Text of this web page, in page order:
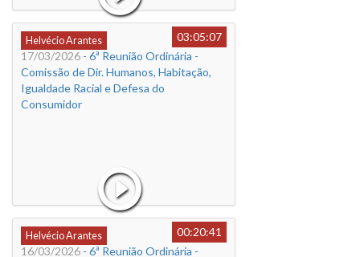
Helvécio Arantes
03:05:07
17/03/2026 - 6ª Reunião Ordinária -
Comissão de Dir. Humanos, Habitação,
Igualdade Racial e Defesa do
Consumidor
Helvécio Arantes
00:20:41
16/03/2026 - 6ª Reunião Ordinária -